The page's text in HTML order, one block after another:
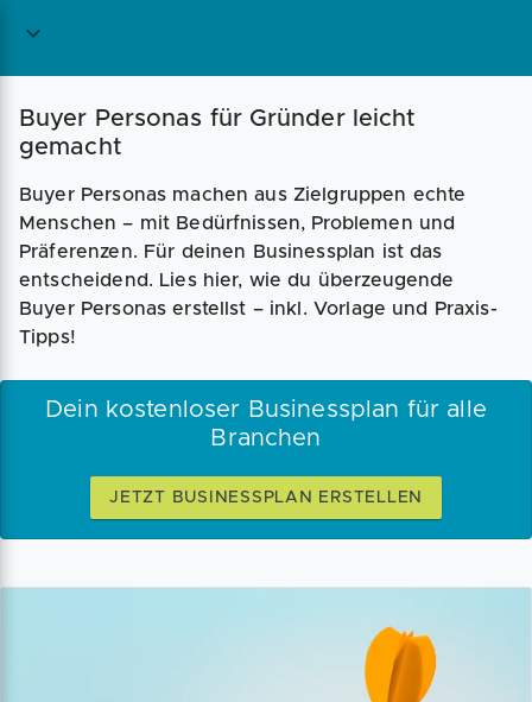
Magazin Businessplan Fördermittel
Buyer Personas für Gründer leicht
gemacht
Buyer Personas machen aus Zielgruppen echte
Menschen – mit Bedürfnissen, Problemen und
Präferenzen. Für deinen Businessplan ist das
entscheidend. Lies hier, wie du überzeugende
Buyer Personas erstellst – inkl. Vorlage und Praxis-
Tipps!
Dein kostenloser Businessplan für alle
Branchen
JETZT BUSINESSPLAN ERSTELLEN